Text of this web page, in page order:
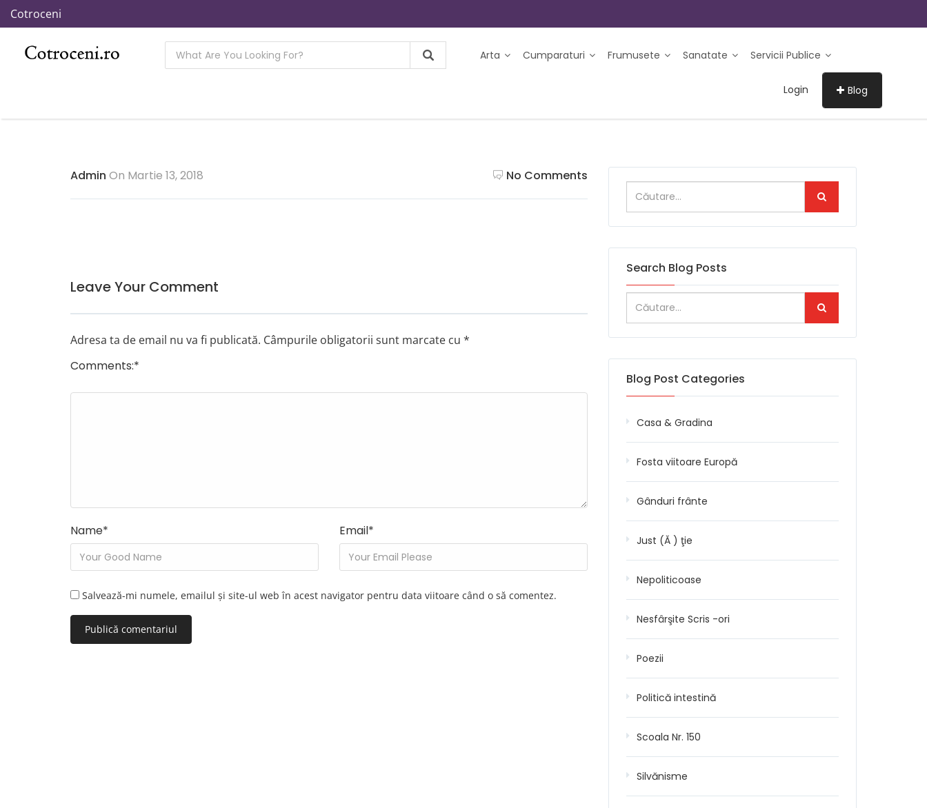
Cotroceni
Arta Cumparaturi Frumusete Sanatate Servicii Publice
Login Blog
Admin On Martie 13, 2018 No Comments
Leave Your Comment
Adresa ta de email nu va fi publicată. Câmpurile obligatorii sunt marcate cu *
Comments:*
Name* Email*
Salvează-mi numele, emailul și site-ul web în acest navigator pentru data viitoare când o să comentez.
Search Blog Posts
Blog Post Categories
Casa & Gradina
Fosta viitoare Europă
Gânduri frânte
Just (Ă ) ţie
Nepoliticoase
Nesfârşite Scris -ori
Poezii
Politică intestină
Scoala Nr. 150
Silvănisme